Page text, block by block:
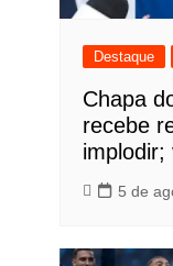
Destaque
Chapa
recebe
implodir;
5 de